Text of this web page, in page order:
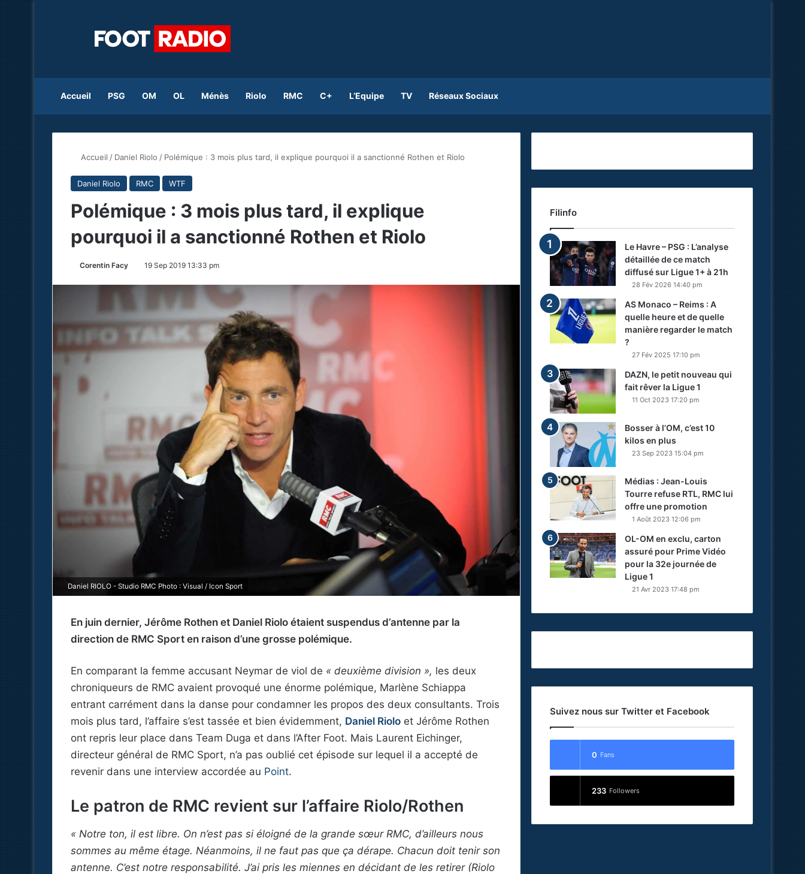
Accueil PSG OM OL Ménès Riolo RMC C+ L’Equipe TV Réseaux Sociaux
Accueil / Daniel Riolo / Polémique : 3 mois plus tard, il explique pourquoi il a sanctionné Rothen et Riolo
Daniel Riolo RMC WTF
Polémique : 3 mois plus tard, il explique
pourquoi il a sanctionné Rothen et Riolo
Corentin Facy 19 Sep 2019 13:33 pm
Daniel RIOLO - Studio RMC Photo : Visual / Icon Sport
En juin dernier, Jérôme Rothen et Daniel Riolo étaient suspendus d’antenne par la
direction de RMC Sport en raison d’une grosse polémique.
En comparant la femme accusant Neymar de viol de « deuxième division », les deux
chroniqueurs de RMC avaient provoqué une énorme polémique, Marlène Schiappa
entrant carrément dans la danse pour condamner les propos des deux consultants. Trois
mois plus tard, l’affaire s’est tassée et bien évidemment, Daniel Riolo et Jérôme Rothen
ont repris leur place dans Team Duga et dans l’After Foot. Mais Laurent Eichinger,
directeur général de RMC Sport, n’a pas oublié cet épisode sur lequel il a accepté de
revenir dans une interview accordée au Point.
Le patron de RMC revient sur l’affaire Riolo/Rothen
« Notre ton, il est libre. On n’est pas si éloigné de la grande sœur RMC, d’ailleurs nous
sommes au même étage. Néanmoins, il ne faut pas que ça dérape. Chacun doit tenir son
antenne. C’est notre responsabilité. J’ai pris les miennes en décidant de les retirer (Riolo
Filinfo
Le Havre – PSG : L’analyse
détaillée de ce match
diffusé sur Ligue 1+ à 21h
28 Fév 2026 14:40 pm
AS Monaco – Reims : A
quelle heure et de quelle
manière regarder le match
?
27 Fév 2025 17:10 pm
DAZN, le petit nouveau qui
fait rêver la Ligue 1
11 Oct 2023 17:20 pm
Bosser à l’OM, c’est 10
kilos en plus
23 Sep 2023 15:04 pm
Médias : Jean-Louis
Tourre refuse RTL, RMC lui
offre une promotion
1 Août 2023 12:06 pm
OL-OM en exclu, carton
assuré pour Prime Vidéo
pour la 32e journée de
Ligue 1
21 Avr 2023 17:48 pm
Suivez nous sur Twitter et Facebook
0 Fans
233 Followers